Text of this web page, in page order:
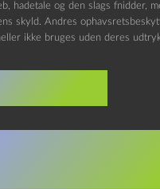
hadetale og den slags fnidder,
skyld. Andres
ikke bruges uden deres